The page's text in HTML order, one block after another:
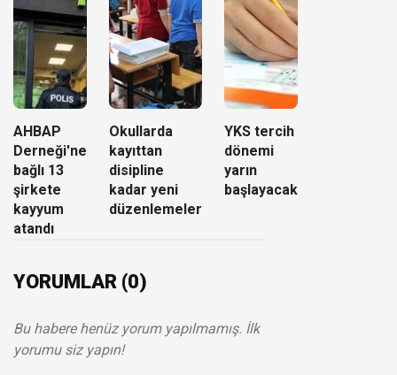
AHBAP
Derneği'ne
bağlı 13
şirkete
kayyum
atandı
Okullarda
kayıttan
disipline
kadar yeni
düzenlemeler
YKS tercih
dönemi
yarın
başlayacak
YORUMLAR (0)
Bu habere henüz yorum yapılmamış. İlk
yorumu siz yapın!